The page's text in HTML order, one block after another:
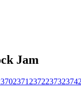
Jam
2371 237223732374